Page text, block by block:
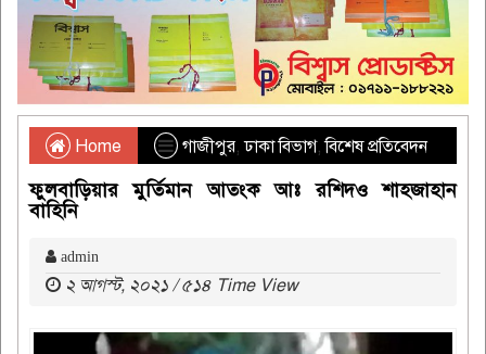
Home গাজীপুর,ঢাকা বিভাগ,বিশেষ প্রতিবেদন
ফুলবাড়িয়ার মুর্তিমান আতংক আঃ রশিদও শাহজাহান
বাহিনি
admin
২ আগস্ট, ২০২১ / ৫১৪ Time View